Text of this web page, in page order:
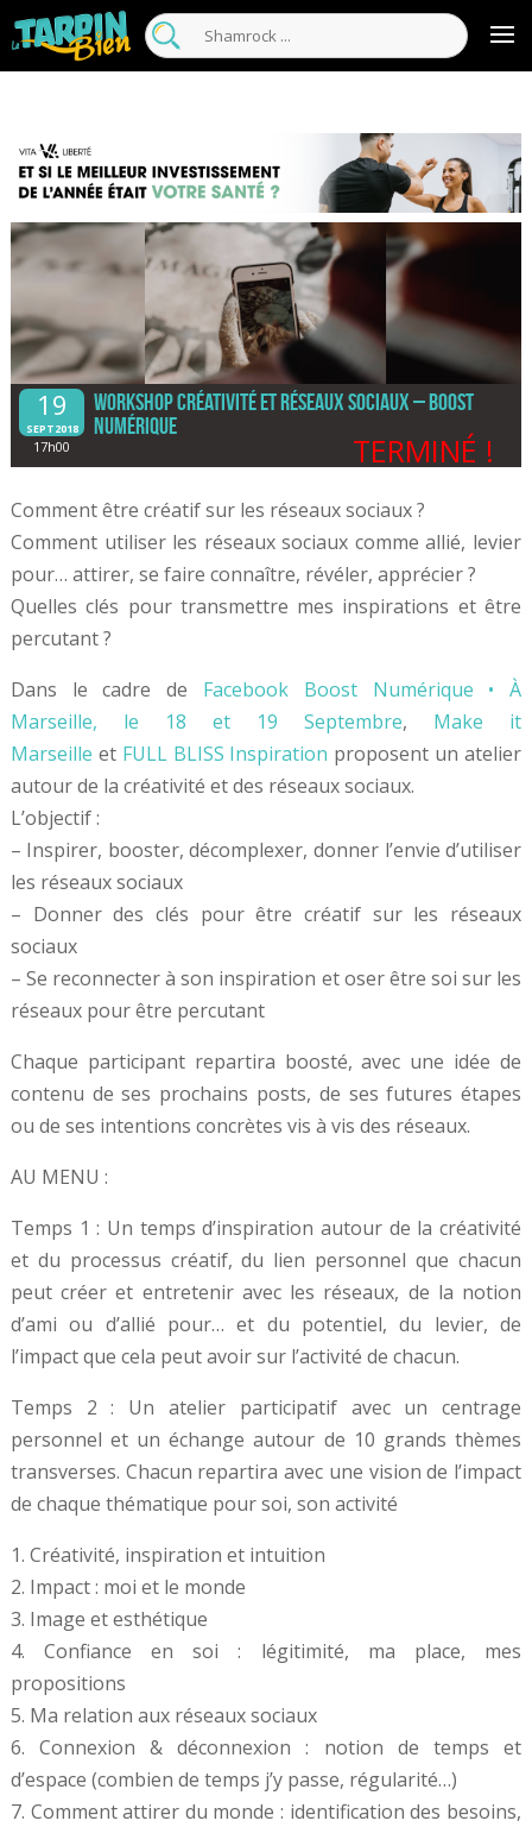
19
SEPT2018
17h00
Workshop créativité et réseaux sociaux – Boost
Numérique
TERMINÉ !
Comment être créatif sur les réseaux sociaux ?
Comment utiliser les réseaux sociaux comme allié, levier
pour… attirer, se faire connaître, révéler, apprécier ?
Quelles clés pour transmettre mes inspirations et être
percutant ?
Dans le cadre de Facebook Boost Numérique • À
Marseille, le 18 et 19 Septembre, Make it
Marseille et FULL BLISS Inspiration proposent un atelier
autour de la créativité et des réseaux sociaux.
L’objectif :
– Inspirer, booster, décomplexer, donner l’envie d’utiliser
les réseaux sociaux
– Donner des clés pour être créatif sur les réseaux
sociaux
– Se reconnecter à son inspiration et oser être soi sur les
réseaux pour être percutant
Chaque participant repartira boosté, avec une idée de
contenu de ses prochains posts, de ses futures étapes
ou de ses intentions concrètes vis à vis des réseaux.
AU MENU :
Temps 1 : Un temps d’inspiration autour de la créativité
et du processus créatif, du lien personnel que chacun
peut créer et entretenir avec les réseaux, de la notion
d’ami ou d’allié pour… et du potentiel, du levier, de
l’impact que cela peut avoir sur l’activité de chacun.
Temps 2 : Un atelier participatif avec un centrage
personnel et un échange autour de 10 grands thèmes
transverses. Chacun repartira avec une vision de l’impact
de chaque thématique pour soi, son activité
1. Créativité, inspiration et intuition
2. Impact : moi et le monde
3. Image et esthétique
4. Confiance en soi : légitimité, ma place, mes
propositions
5. Ma relation aux réseaux sociaux
6. Connexion & déconnexion : notion de temps et
d’espace (combien de temps j’y passe, régularité…)
7. Comment attirer du monde : identification des besoins,